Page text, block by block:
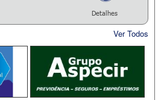
Detalhes
Ver Todos